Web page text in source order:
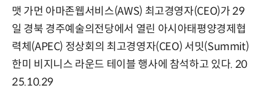
맷 가먼 아마존웹서비스(AWS) 최고경영자(CEO)가 29
일 경북 경주예술의전당에서 열린 아시아태평양경제협
력체(APEC) 정상회의 최고경영자(CEO) 서밋(Summit)
한미 비지니스 라운드 테이블 행사에 참석하고 있다. 20
25.10.29